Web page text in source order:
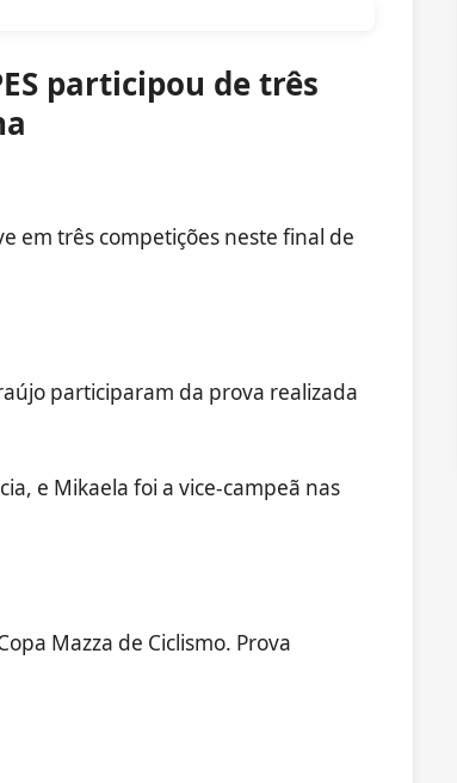
participou de três
em três competições neste final de
participaram da prova realizada
e Mikaela foi a vice-campeã nas
Mazza de Ciclismo. Prova